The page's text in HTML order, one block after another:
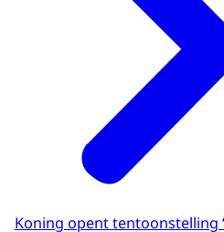
Koning opent tentoonstelling